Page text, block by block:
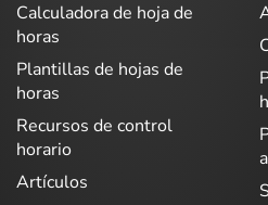
Calculadora de hoja de
horas
Plantillas de hojas de
horas
Recursos de control
horario
Artículos